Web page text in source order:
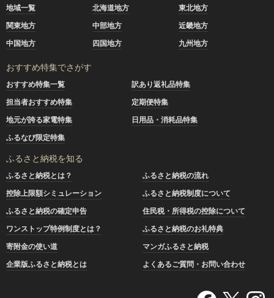
地域一覧 北海道地方
東北地方
関東地方
中部地方
近畿地方
中国地方
四国地方 九州地方
おすすめ特集でさがす
おすすめ特集一覧
訳あり返礼品特集
担当者おすすめ特集
定期便特集
地元が誇る家電特集
日用品・消耗品特集
ふるなび限定特集
ふるさと納税を知る
ふるさと納税とは？
ふるさと納税の流れ
控除上限額シミュレーション
ふるさと納税制度について
ふるさと納税の確定申告
住民税・所得税の控除について
ワンストップ特例制度とは？
ふるさと納税のお礼特典
寄附金の使い道
マンガふるさと納税
企業版ふるさと納税とは
よくあるご質問・お問い合わせ